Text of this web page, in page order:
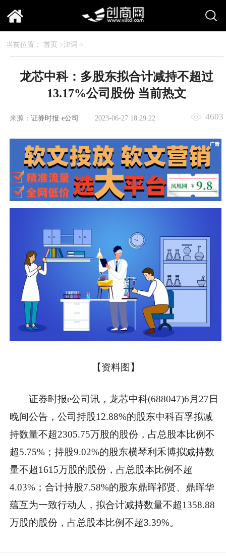
当前位置： 首页 >津词 >
龙芯中科：多股东拟合计减持不超过
13.17%公司股份 当前热文
来源： 证券时报·e公司 2023-06-27 18:29:22 4603
【资料图】
证券时报e公司讯，龙芯中科(688047)6月27日
晚间公告，公司持股12.88%的股东中科百孚拟减
持数量不超2305.75万股的股份，占总股本比例不
超5.75%；持股9.02%的股东横琴利禾博拟减持数
量不超1615万股的股份，占总股本比例不超
4.03%；合计持股7.58%的股东鼎晖祁贤、鼎晖华
蕴互为一致行动人，拟合计减持数量不超1358.88
万股的股份，占总股本比例不超3.39%。